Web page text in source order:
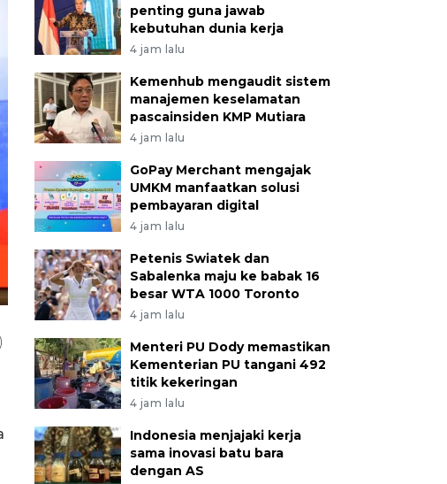
penting guna jawab
kebutuhan dunia kerja
4 jam lalu
Kemenhub mengaudit sistem
manajemen keselamatan
pascainsiden KMP Mutiara
4 jam lalu
GoPay Merchant mengajak
UMKM manfaatkan solusi
pembayaran digital
4 jam lalu
Petenis Swiatek dan
Sabalenka maju ke babak 16
besar WTA 1000 Toronto
4 jam lalu
Menteri PU Dody memastikan
Kementerian PU tangani 492
titik kekeringan
4 jam lalu
Indonesia menjajaki kerja
sama inovasi batu bara
dengan AS